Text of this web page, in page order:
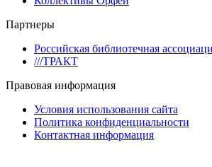
Партнеры
Российская библиотечная
///ТРАКТ
Правовая информация
Условия использования сайта
Политика конфиденциальности
Контактная информация